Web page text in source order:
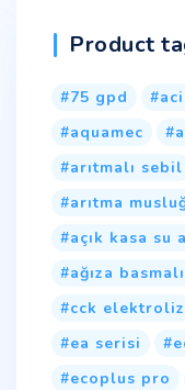
Product
75 gpd
aquamec
arıtmalı sebil
arıtma
açık kasa su
ağıza basmalı
cck elektroliz
ea serisi
ecoplus pro